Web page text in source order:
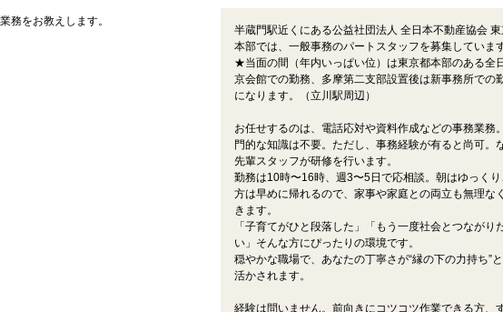
務をお教えします。
半蔵門駅近くにある公益社団法人 全日本不動産協会 東
本部では、一般事務のパートスタッフを募集していま
★当面の間（年内いっぱい位）は東京都本部のある全
京会館での勤務、多摩第二支部設置後は新事務所での
になります。（立川駅周辺）
お任せするのは、電話応対や資料作成などの事務業務
門的な知識は不要。ただし、事務経験が有ると尚可。
先輩スタッフが研修を行います。
勤務は10時〜16時、週3〜5日で応相談。朝はゆっくり
方は早めに帰れるので、家事や家庭との両立も無理な
きます。
「子育てがひと段落した」「もう一度社会とつながり
い」そんな方にぴったりの環境です。
穏やかな職場で、あなたの丁寧さが“縁の下の力持ち”
活かされます。
経験は問いません。前向きにコツコツ作業できる方、